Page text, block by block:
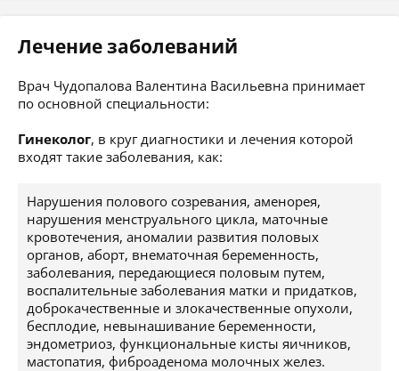
Лечение заболеваний
Врач Чудопалова Валентина Васильевна принимает
по основной специальности:
Гинеколог, в круг диагностики и лечения которой
входят такие заболевания, как:
Нарушения полового созревания, аменорея,
нарушения менструального цикла, маточные
кровотечения, аномалии развития половых
органов, аборт, внематочная беременность,
заболевания, передающиеся половым путем,
воспалительные заболевания матки и придатков,
доброкачественные и злокачественные опухоли,
бесплодие, невынашивание беременности,
эндометриоз, функциональные кисты яичников,
мастопатия, фиброаденома молочных желез.